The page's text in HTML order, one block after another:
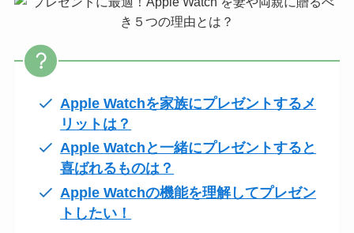
Apple Watchを家族にプレゼントするメ
リットは？
Apple Watchと一緒にプレゼントすると
喜ばれるものは？
Apple Watchの機能を理解してプレゼン
トしたい！